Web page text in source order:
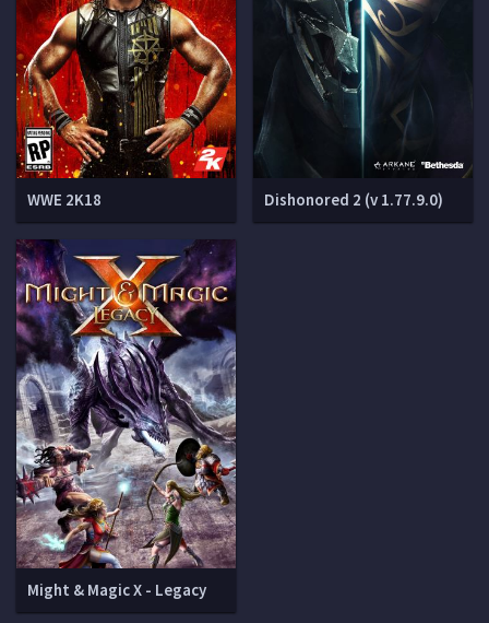
WWE 2K18 Dishonored 2 (v 1.77.9.0)
Might & Magic X - Legacy